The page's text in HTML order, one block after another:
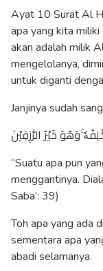
Ayat 10 Surat Al
apa yang kita miliki
akan adalah milik
mengelolanya,
untuk diganti
Janjinya sudah
ۚوَهُوَ خَيْرُ الرّٰزِقِيْنَ
“Suatu apa pun
menggantinya.
Saba’: 39)
Toh apa yang ada
sementara apa
abadi selamanya.